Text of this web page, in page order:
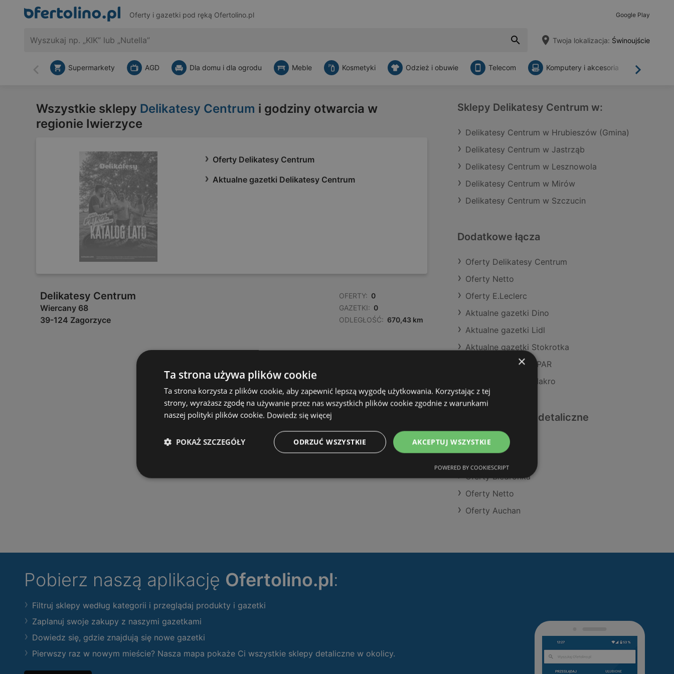
Oferty i gazetki pod ręką Ofertolino.pl Google Play
Twoja lokalizacja: Świnoujście
Wstecz Dalej
Supermarkety AGD Dla domu i dla ogrodu Meble Kosmetyki Odzież i obuwie Telecom Komputery i akcesoria
Wszystkie sklepy Delikatesy Centrum i godziny otwarcia w
regionie Iwierzyce
Oferty Delikatesy Centrum
Aktualne gazetki Delikatesy Centrum
Delikatesy Centrum
Wiercany 68
39-124 Zagorzyce
OFERTY: 0
GAZETKI: 0
ODLEGŁOŚĆ: 670,43 km
Sklepy Delikatesy Centrum w:
Delikatesy Centrum w Hrubieszów (Gmina)
Delikatesy Centrum w Jastrząb
Delikatesy Centrum w Lesznowola
Delikatesy Centrum w Mirów
Delikatesy Centrum w Szczucin
Dodatkowe łącza
Oferty Delikatesy Centrum
Oferty Netto
Oferty E.Leclerc
Aktualne gazetki Dino
Aktualne gazetki Lidl
Aktualne gazetki Stokrotka
Aktualne gazetki SPAR
Aktualne gazetki Makro
Podobne sklepy detaliczne
Oferty Dino
Oferty Biedronka
Oferty Netto
Oferty Auchan
Pobierz naszą aplikację Ofertolino.pl:
Filtruj sklepy według kategorii i przeglądaj produkty i gazetki
Zaplanuj swoje zakupy z naszymi gazetkami
Dowiedz się, gdzie znajdują się nowe gazetki
Pierwszy raz w nowym mieście? Nasza mapa pokaże Ci wszystkie sklepy detaliczne w okolicy.
×
Ta strona używa plików cookie
Ta strona korzysta z plików cookie, aby zapewnić lepszą wygodę użytkowania. Korzystając z tej
strony, wyrażasz zgodę na używanie przez nas wszystkich plików cookie zgodnie z warunkami
naszej polityki plików cookie. Dowiedz się więcej
AKCEPTUJ WSZYSTKIE
ODRZUĆ WSZYSTKIE
POKAŻ SZCZEGÓŁY
POWERED BY COOKIESCRIPT